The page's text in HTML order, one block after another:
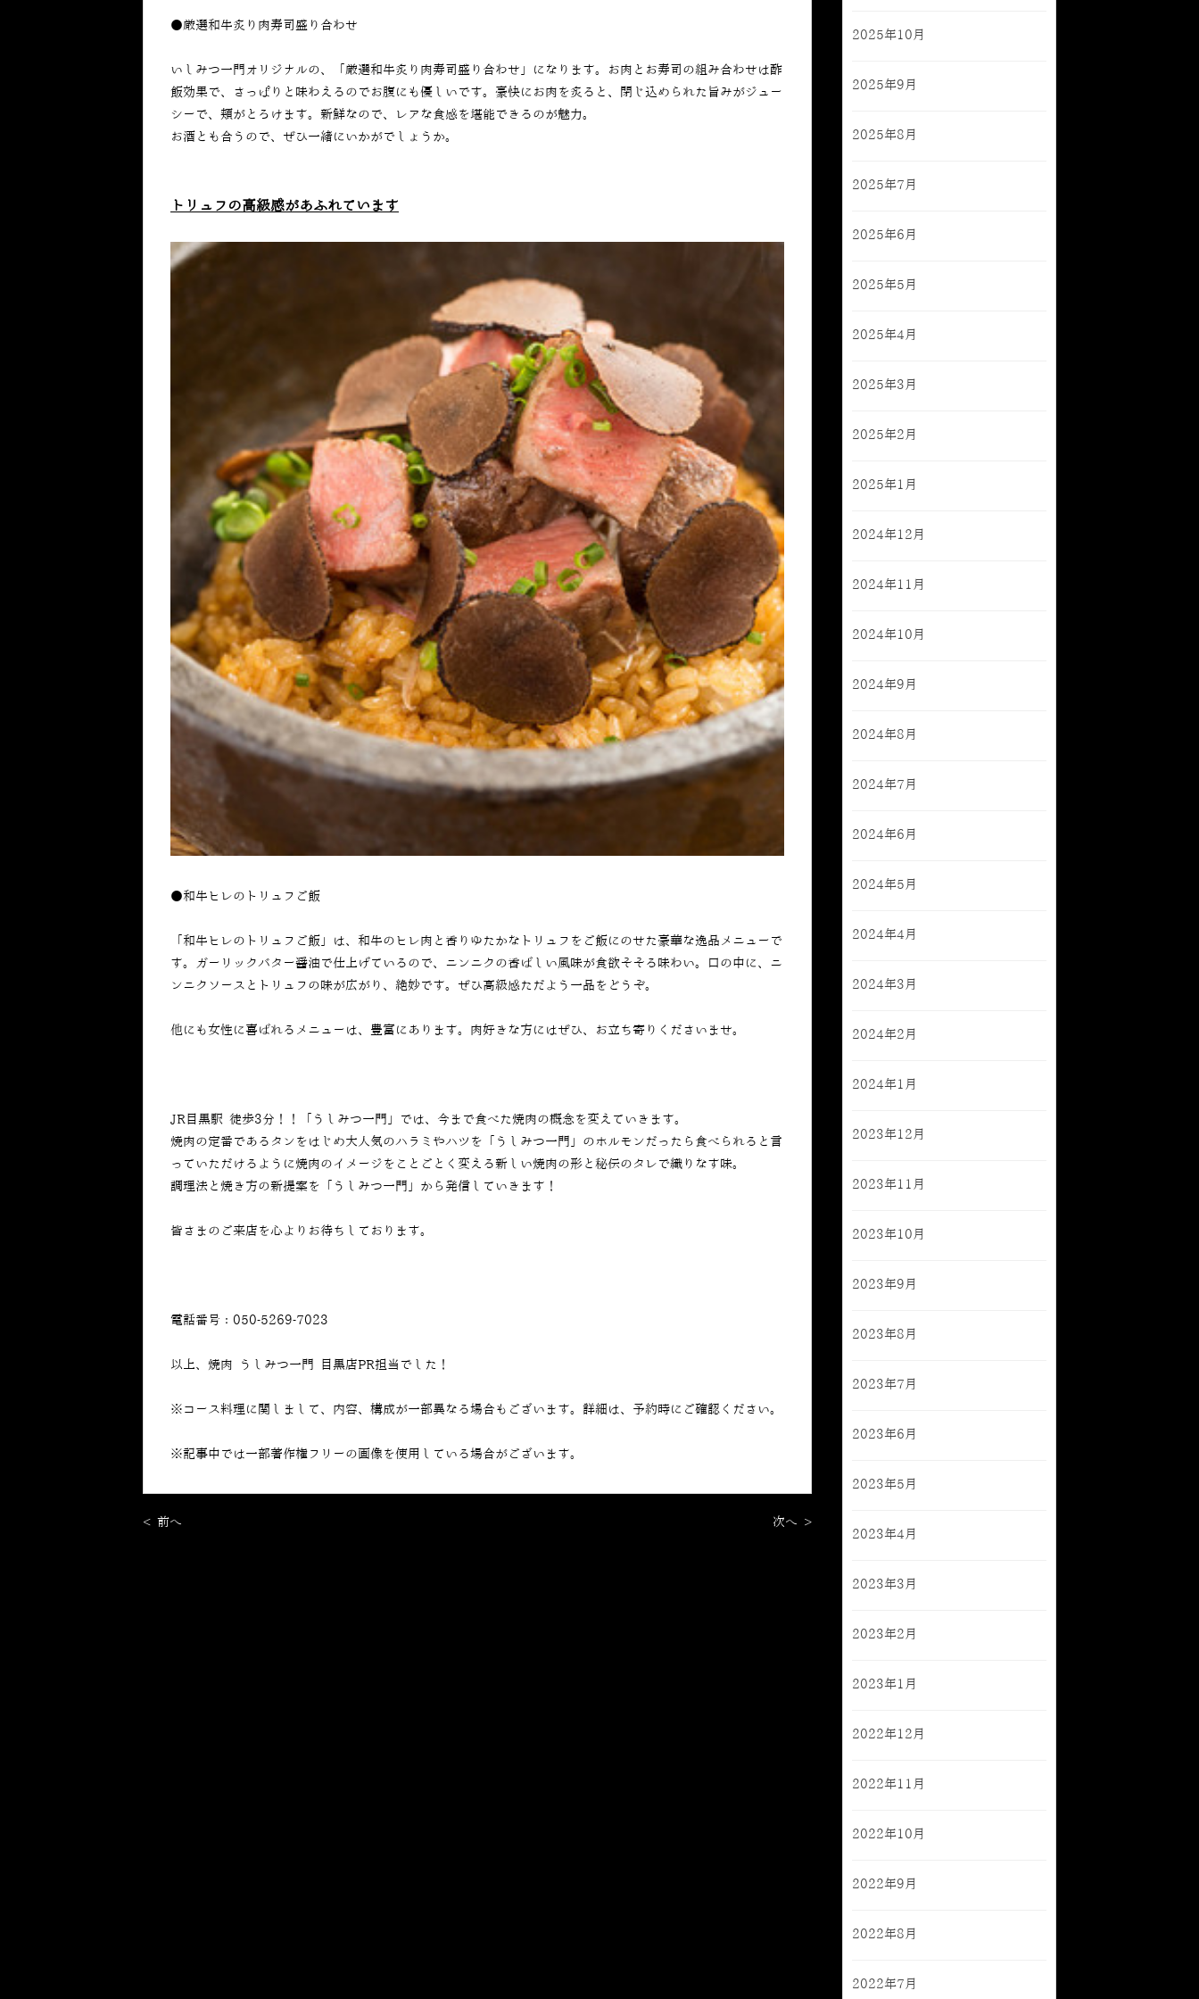
●厳選和牛炙り肉寿司盛り合わせ
いしみつ一門オリジナルの、「厳選和牛炙り肉寿司盛り合わせ」になります。お肉とお寿司の組み合わせは酢
飯効果で、さっぱりと味わえるのでお腹にも優しいです。豪快にお肉を炙ると、閉じ込められた旨みがジュー
シーで、頬がとろけます。新鮮なので、レアな食感を堪能できるのが魅力。
お酒とも合うので、ぜひ一緒にいかがでしょうか。
トリュフの高級感があふれています
●和牛ヒレのトリュフご飯
「和牛ヒレのトリュフご飯」は、和牛のヒレ肉と香りゆたかなトリュフをご飯にのせた豪華な逸品メニューで
す。ガーリックバター醤油で仕上げているので、ニンニクの香ばしい風味が食欲そそる味わい。口の中に、ニ
ンニクソースとトリュフの味が広がり、絶妙です。ぜひ高級感ただよう一品をどうぞ。
他にも女性に喜ばれるメニューは、豊富にあります。肉好きな方にはぜひ、お立ち寄りくださいませ。
JR目黒駅 徒歩3分！！「うしみつ一門」では、今まで食べた焼肉の概念を変えていきます。
焼肉の定番であるタンをはじめ大人気のハラミやハツを「うしみつ一門」のホルモンだったら食べられると言
っていただけるように焼肉のイメージをことごとく変える新しい焼肉の形と秘伝のタレで織りなす味。
調理法と焼き方の新提案を「うしみつ一門」から発信していきます！
皆さまのご来店を心よりお待ちしております。
電話番号：050-5269-7023
以上、焼肉 うしみつ一門 目黒店PR担当でした！
※コース料理に関しまして、内容、構成が一部異なる場合もございます。詳細は、予約時にご確認ください。
※記事中では一部著作権フリーの画像を使用している場合がございます。
< 前へ 次へ >
2025年10月
2025年9月
2025年8月
2025年7月
2025年6月
2025年5月
2025年4月
2025年3月
2025年2月
2025年1月
2024年12月
2024年11月
2024年10月
2024年9月
2024年8月
2024年7月
2024年6月
2024年5月
2024年4月
2024年3月
2024年2月
2024年1月
2023年12月
2023年11月
2023年10月
2023年9月
2023年8月
2023年7月
2023年6月
2023年5月
2023年4月
2023年3月
2023年2月
2023年1月
2022年12月
2022年11月
2022年10月
2022年9月
2022年8月
2022年7月